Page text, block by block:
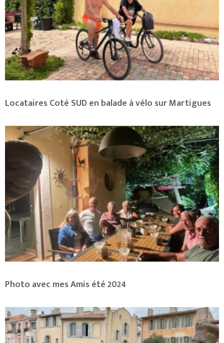
Locataires Coté SUD en balade à vélo sur Martigues
Photo avec mes Amis été 2024